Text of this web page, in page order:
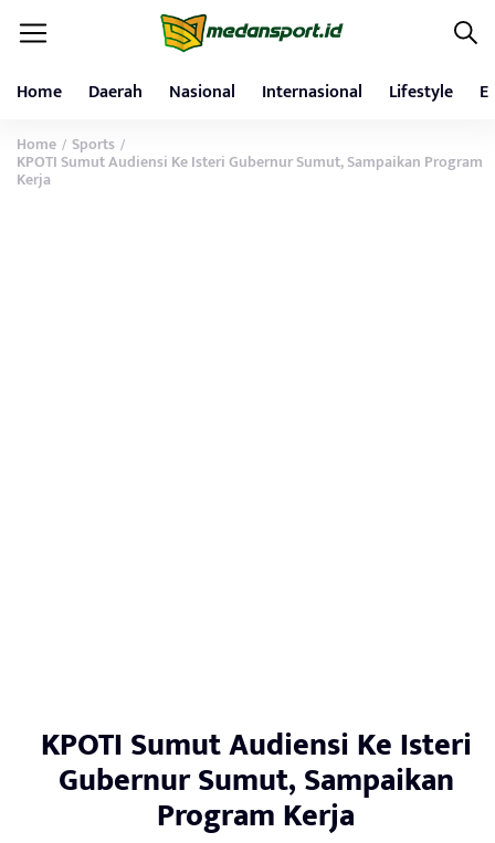
Home Daerah Nasional Internasional Lifestyle
Home / Sports /
KPOTI Sumut Audiensi Ke Isteri Gubernur Sumut, Sampaikan Program
Kerja
KPOTI Sumut Audiensi Ke Isteri
Gubernur Sumut, Sampaikan
Program Kerja